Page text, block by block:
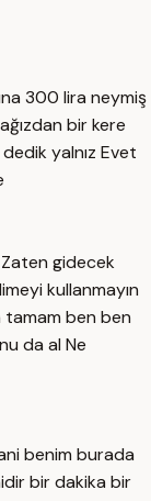
300 lira neymiş
bir kere
yalnız Evet
gidecek
kullanmayın
tamam ben ben
da al Ne
benim burada
bir dakika bir